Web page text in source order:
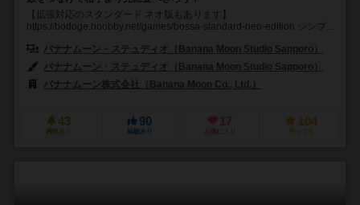
【拡張対応のスタンダード ネオ版もあります】
https://bodoge.hoobby.net/games/bossa-standard-neo-edition シンプ...
バナナムーン・ステュディオ（Banana Moon Studio Sapporo）
バナナムーン・ステュディオ（Banana Moon Studio Sapporo）
バナナムーン株式会社（Banana Moon Co., Ltd.）
43
興味あり
90
経験あり
17
お気に入り
104
持ってる